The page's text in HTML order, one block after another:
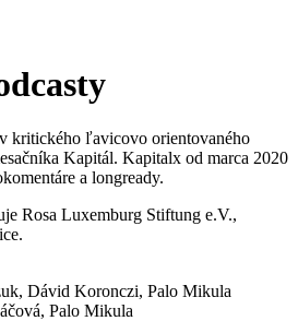
kritického ľavicovo orientovaného
Kapitál. Kapitalx od marca 2020
a longready.
Rosa Luxemburg Stiftung e.V.,
Dávid Koronczi, Palo Mikula
Palo Mikula